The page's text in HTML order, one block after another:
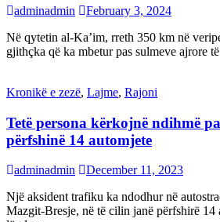
adminadmin
February 3, 2024
Në qytetin al-Ka’im, rreth 350 km në
gjithçka që ka mbetur pas sulmeve ajrore
Kronikë e zezë, Lajme, Rajoni
Tetë persona kërkojnë ndihmë
përfshinë 14 automjete
adminadmin
December 11, 2023
Një aksident trafiku ka ndodhur në
Mazgit-Bresje, në të cilin janë përfshirë 14